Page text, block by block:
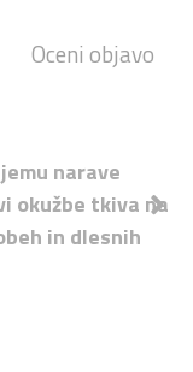
Oceni objavo
narave
okužbe tkiva na
in dlesnih